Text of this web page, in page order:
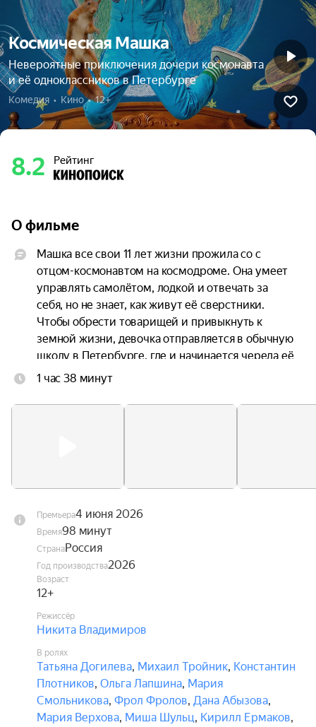
Космическая Машка
Невероятные приключения дочери космонавта
и её одноклассников в Петербурге
Комедия  •  Кино  •  12+
8.2 Рейтинг
О фильме
Машка все свои 11 лет жизни прожила со с
отцом-космонавтом на космодроме. Она умеет
управлять самолётом, лодкой и отвечать за
себя, но не знает, как живут её сверстники.
Чтобы обрести товарищей и привыкнуть к
земной жизни, девочка отправляется в обычную
школу в Петербурге, где и начинается череда её
невероятных приключений.
1 час 38 минут
Премьера4 июня 2026
Время98 минут
СтранаРоссия
Год производства2026
Возраст
12+
Режиссёр
Никита Владимиров
В ролях
Татьяна Догилева, Михаил Тройник, Константин
Плотников, Ольга Лапшина, Мария
Смольникова, Фрол Фролов, Дана Абызова,
Мария Верхова, Миша Шульц, Кирилл Ермаков,